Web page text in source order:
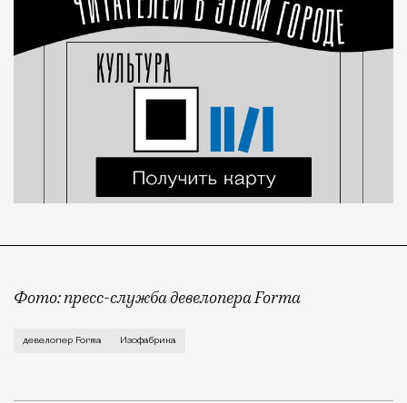
Фото: пресс-служба девелопера Forma
Корпус скульптуры и лепки Изофабрики на
девелопер Forma Изофабрика